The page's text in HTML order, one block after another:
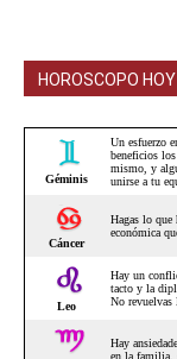
HOROSCOPO HOY